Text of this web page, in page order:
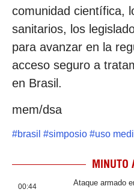
comunidad científica,
sanitarios, los
para avanzar en la
acceso seguro a
en Brasil.
mem/dsa
#brasil #simposio #uso
MINUTO
00:44
Ataque armado